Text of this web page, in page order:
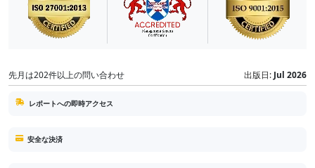
先月は202件以上の問い合わせ 出版日: Jul 2026
レポートへの即時アクセス
安全な決済